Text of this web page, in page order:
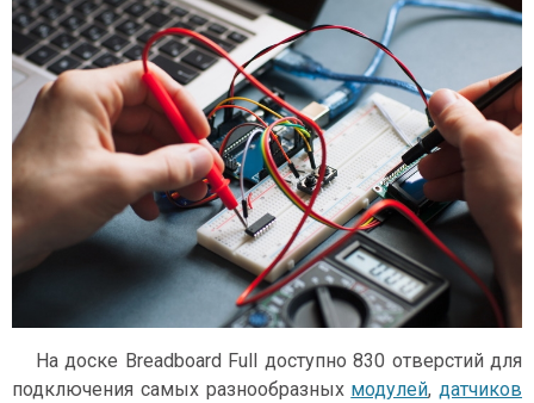
На доске Breadboard Full доступно 830 отверстий для
подключения самых разнообразных модулей, датчиков